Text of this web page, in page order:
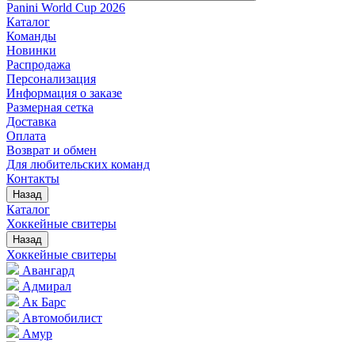
Panini World Cup 2026
Каталог
Команды
Новинки
Распродажа
Персонализация
Информация о заказе
Размерная сетка
Доставка
Оплата
Возврат и обмен
Для любительских команд
Контакты
Назад
Каталог
Хоккейные свитеры
Назад
Хоккейные свитеры
Авангард
Адмирал
Ак Барс
Автомобилист
Амур